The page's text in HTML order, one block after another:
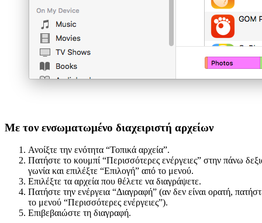
Με τον ενσωματωμένο διαχειριστή αρχείων
Ανοίξτε την ενότητα “Τοπικά αρχεία”.
Πατήστε το κουμπί “Περισσότερες ενέργειες” στην πάνω
γωνία και επιλέξτε “Επιλογή” από το μενού.
Επιλέξτε τα αρχεία που θέλετε να διαγράψετε.
Πατήστε την ενέργεια “Διαγραφή” (αν δεν είναι ορατή,
το μενού “Περισσότερες ενέργειες”).
Επιβεβαιώστε τη διαγραφή.